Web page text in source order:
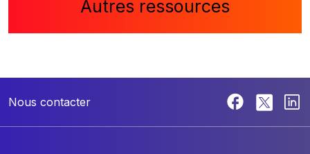
Autres ressources
Nous contacter